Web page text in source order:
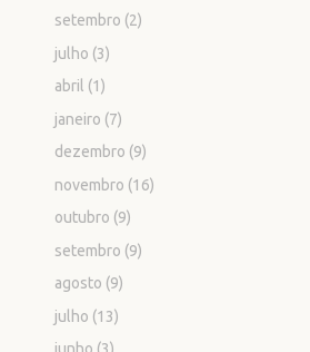
setembro (2)
julho (3)
abril (1)
janeiro (7)
dezembro (9)
novembro (16)
outubro (9)
setembro (9)
agosto (9)
julho (13)